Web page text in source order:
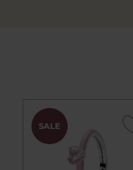
SALE